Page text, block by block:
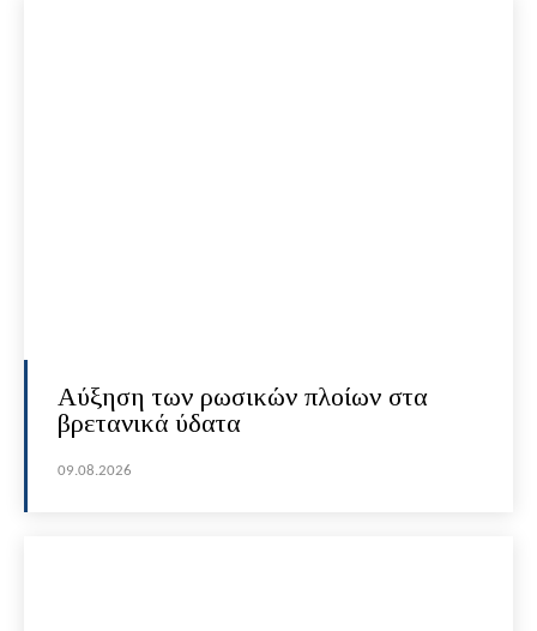
Αύξηση των ρωσικών πλοίων στα
βρετανικά ύδατα
09.08.2026